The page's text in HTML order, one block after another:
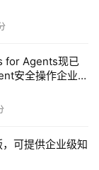
付方案：
硬件投入，快
有测试数据、操
离要求。
for Agents现已
安全操作企业桌
可提供企业级知